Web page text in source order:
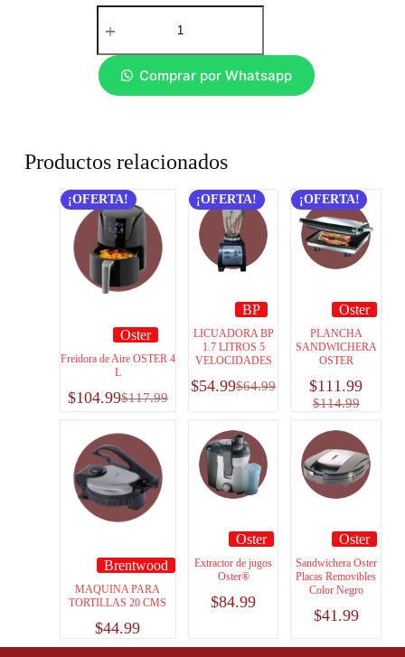
Comprar por Whatsapp
Productos relacionados
¡OFERTA!
Oster
Freidora de Aire OSTER 4
L
$117.99
$104.99
¡OFERTA!
BP
LICUADORA BP
1.7 LITROS 5
VELOCIDADES
$64.99
$54.99
¡OFERTA!
Oster
PLANCHA
SANDWICHERA
OSTER
$114.99
$111.99
Brentwood
MAQUINA PARA
TORTILLAS 20 CMS
$44.99
Oster
Extractor de jugos
Oster®
$84.99
Oster
Sandwichera Oster
Placas Removibles
Color Negro
$41.99